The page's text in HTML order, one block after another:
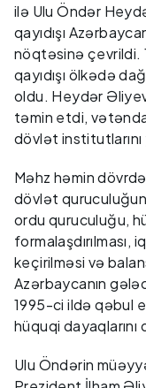
ilə Ulu Öndər
qayıdışı
nöqtəsinə çevrildi.
qayıdışı ölkədə
oldu. Heydər
təmin etdi, vətəndaş
dövlət
Məhz həmin
dövlət
ordu quruculuğu,
formalaşdırılması,
keçirilməsi və
Azərbaycanın
1995-ci ildə qəbul
hüquqi
Ulu Öndərin